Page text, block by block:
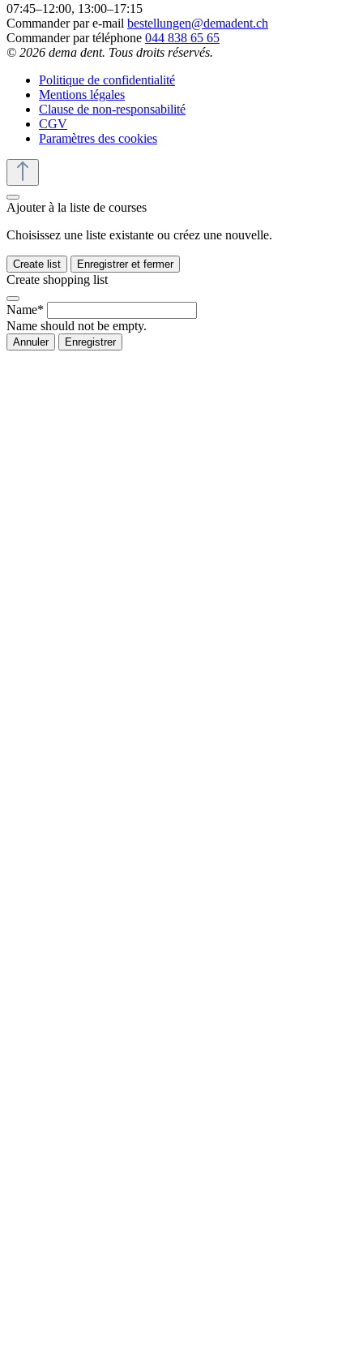
07:45–12:00, 13:00–17:15
Commander par e-mail bestellungen@demadent.ch
Commander par téléphone 044 838 65 65
© 2026 dema dent. Tous droits réservés.
Politique de confidentialité
Mentions légales
Clause de non-responsabilité
CGV
Paramètres des cookies
Ajouter à la liste de courses
Choisissez une liste existante ou créez une nouvelle.
Create list Enregistrer et fermer
Create shopping list
Name*
Name should not be empty.
Annuler Enregistrer